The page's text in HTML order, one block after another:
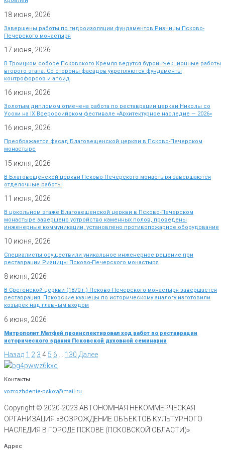
18 июня, 2026
Завершены работы по гидроизоляции фундаментов Ризницы Псково-
Печерского монастыря
17 июня, 2026
В Троицком соборе Псковского Кремля ведутся буроинъекционные работы
второго этапа. Со стороны фасадов укрепляются фундаменты
контрофорсов и апсид
16 июня, 2026
Золотым дипломом отмечена работа по реставрации церкви Николы со
Усохи на IX Всероссийском фестивале «Архитектурное наследие — 2026»
16 июня, 2026
Преображается фасад Благовещенской церкви в Псково-Печерском
монастыре
15 июня, 2026
В Благовещенской церкви Псково-Печерского монастыря завершаются
отделочные работы
11 июня, 2026
В цокольном этаже Благовещенской церкви в Псково-Печерском
монастыре завершено устройство каменных полов, проведены
инженерные коммуникации, установлено противопожарное оборудование
10 июня, 2026
Специалисты осуществили уникальное инженерное решение при
реставрации Ризницы Псково-Печерского монастыря
8 июня, 2026
В Сретенской церкви (1870 г.) Псково-Печерского монастыря завершается
реставрация. Псковские кузнецы по историческому аналогу изготовили
козырек над главным входом
6 июня, 2026
Митрополит Матфей проинспектировал ход работ по реставрации
исторического здания Псковской духовной семинарии
Назад 1 2 3 4 5 6 130 Далее
Контакты
vozrozhdenie-pskov@mail.ru
Copyright © 2020-2023 АВТОНОМНАЯ НЕКОММЕРЧЕСКАЯ
ОРГАНИЗАЦИЯ «ВОЗРОЖДЕНИЕ ОБЪЕКТОВ КУЛЬТУРНОГО
НАСЛЕДИЯ В ГОРОДЕ ПСКОВЕ (ПСКОВСКОЙ ОБЛАСТИ)»
Адрес